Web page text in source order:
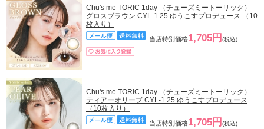
Chu's me TORIC 1day （チューズミートーリック）
グロスブラウン CYL-1.25 ゆうこすプロデュース （10
枚入り）
当店特別価格1,705円 (税込)
Chu's me TORIC 1day （チューズミートーリック）
ティアーオリーブ CYL-1.25 ゆうこすプロデュース
（10枚入り）
当店特別価格1,705円 (税込)